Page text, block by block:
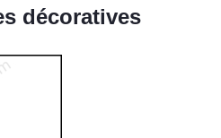
décoratives